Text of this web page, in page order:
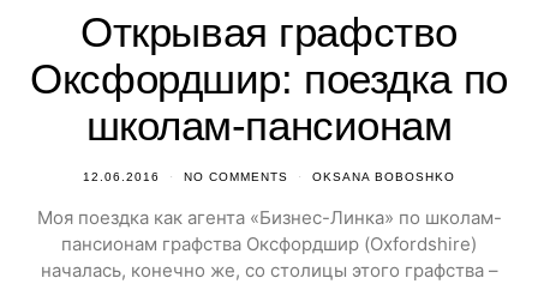
Открывая графство
Оксфордшир: поездка по
школам-пансионам
12.06.2016 NO COMMENTS OKSANA BOBOSHKO
Моя поездка как агента «Бизнес-Линка» по школам-
пансионам графства Оксфордшир (Oxfordshire)
началась, конечно же, со столицы этого графства –